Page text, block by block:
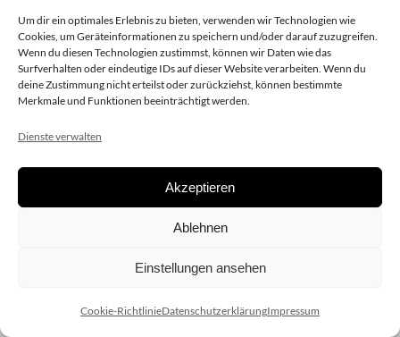
Um dir ein optimales Erlebnis zu bieten, verwenden wir Technologien wie
Cookies, um Geräteinformationen zu speichern und/oder darauf zuzugreifen.
Wenn du diesen Technologien zustimmst, können wir Daten wie das
Surfverhalten oder eindeutige IDs auf dieser Website verarbeiten. Wenn du
deine Zustimmung nicht erteilst oder zurückziehst, können bestimmte
Merkmale und Funktionen beeinträchtigt werden.
Dienste verwalten
Akzeptieren
Ablehnen
Einstellungen ansehen
Cookie-RichtlinieDatenschutzerklärungImpressum
Copyright 2020 dieSCHAUsteller.at |Datenschützerklärung|
| Design:www.ARGEntur.at